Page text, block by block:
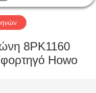
8PK1160
Howo